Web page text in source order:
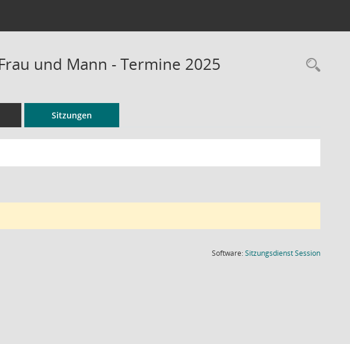
und Mann - Termine 2025
Sitzungen
Software:SitzungsdienstSession(Wird in